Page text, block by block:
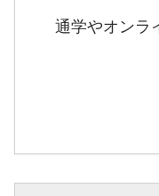
通学やオンラ